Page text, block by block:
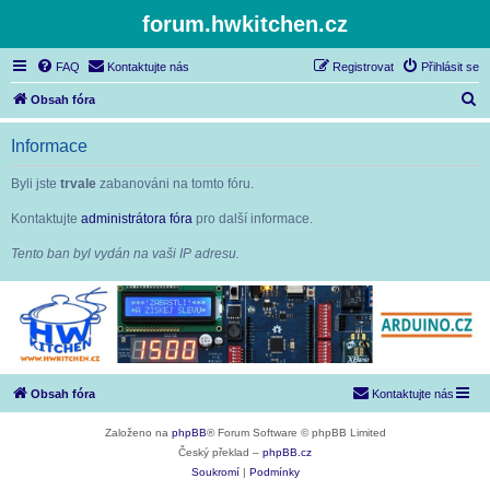
forum.hwkitchen.cz
FAQ Kontaktujte nás Přihlásit se
Registrovat
Obsah fóra
l
Informace
Byli jste trvale zabanováni na tomto fóru.
Kontaktujte administrátora fóra pro další informace.
Tento ban byl vydán na vaši IP adresu.
Obsah fóra Kontaktujte nás
Založeno na phpBB® Forum Software © phpBB Limited
Český překlad – phpBB.cz
Soukromí
Podmínky